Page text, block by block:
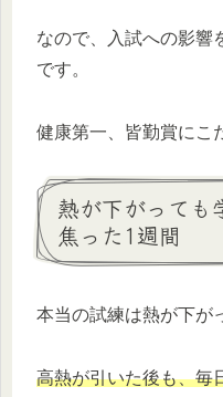
なので、入試への影響
です。
健康第一、皆勤賞にこ
熱が下がって
焦った1週間
本当の試練は熱が下が
高熱が引いた後も、毎